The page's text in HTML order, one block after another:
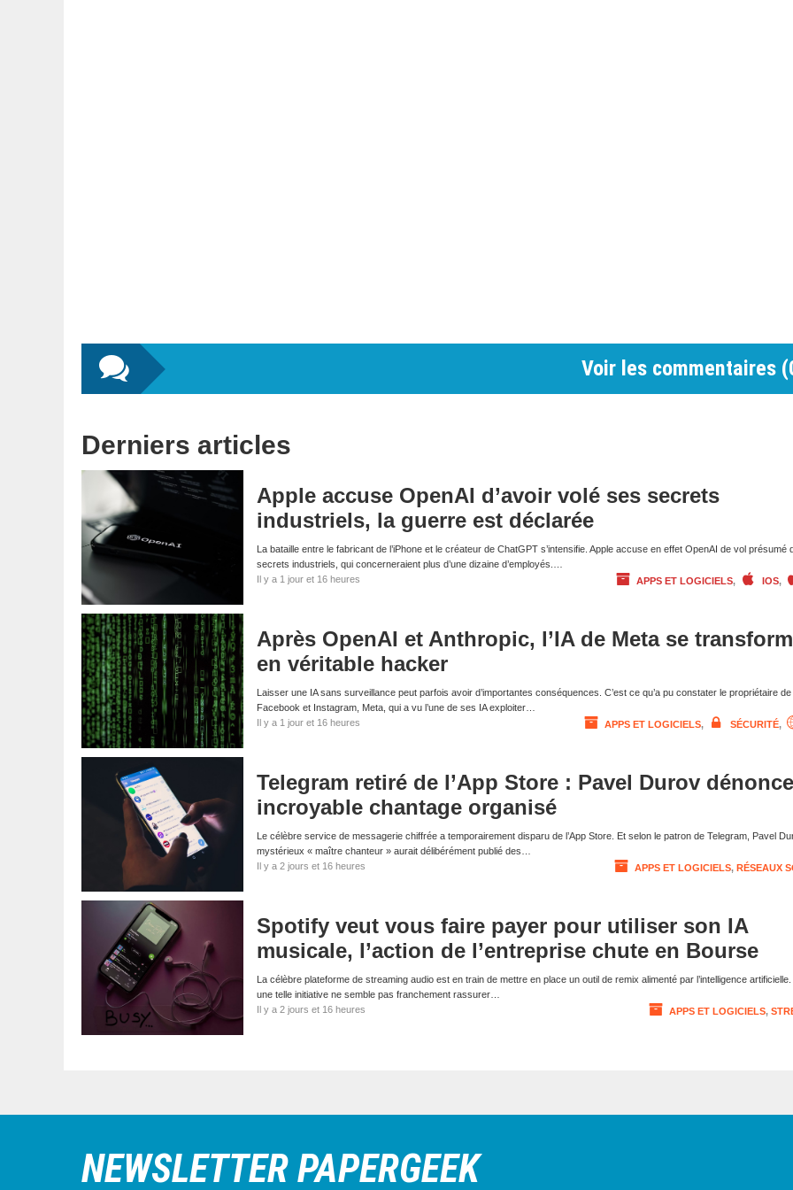
Voir les commentaires (
Derniers articles
Apple accuse OpenAI d’avoir volé ses secrets
industriels, la guerre est déclarée
La bataille entre le fabricant de l’iPhone et le créateur de ChatGPT s’intensifie. Apple accuse en effet OpenAI de vol présumé
secrets industriels, qui concerneraient plus d’une dizaine d’employés.…
Il y a 1 jour et 16 heures
APPS ET LOGICIELS, IOS,
Après OpenAI et Anthropic, l’IA de Meta se
en véritable hacker
Laisser une IA sans surveillance peut parfois avoir d’importantes conséquences. C’est ce qu’a pu constater le propriétaire de
Facebook et Instagram, Meta, qui a vu l’une de ses IA exploiter…
Il y a 1 jour et 16 heures
APPS ET LOGICIELS, SÉCURITÉ,
Telegram retiré de l’App Store : Pavel Durov
incroyable chantage organisé
Le célèbre service de messagerie chiffrée a temporairement disparu de l’App Store. Et selon le patron de Telegram, Pavel
mystérieux « maître chanteur » aurait délibérément publié des…
Il y a 2 jours et 16 heures
APPS ET LOGICIELS, RÉSEAUX
Spotify veut vous faire payer pour utiliser son IA
musicale, l’action de l’entreprise chute en Bourse
La célèbre plateforme de streaming audio est en train de mettre en place un outil de remix alimenté par l’intelligence
une telle initiative ne semble pas franchement rassurer…
Il y a 2 jours et 16 heures
APPS ET LOGICIELS,
NEWSLETTER PAPERGEEK